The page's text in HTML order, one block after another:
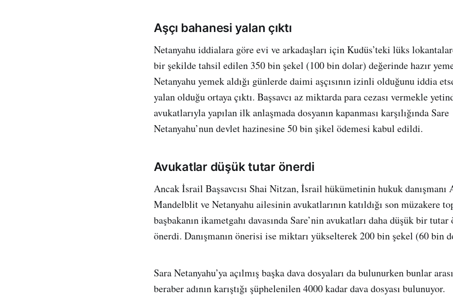
Aşçı bahanesi yalan çıktı
Netanyahu iddialara göre evi ve arkadaşları için Kudüs’teki lüks
bir şekilde tahsil edilen 350 bin şekel (100 bin dolar) değerinde hazır
Netanyahu yemek aldığı günlerde daimi aşçısının izinli olduğunu iddia
yalan olduğu ortaya çıktı. Başsavcı az miktarda para cezası vermekle
avukatlarıyla yapılan ilk anlaşmada dosyanın kapanması karşılığında Sare
Netanyahu’nun devlet hazinesine 50 bin şikel ödemesi kabul edildi.
Avukatlar düşük tutar önerdi
Ancak İsrail Başsavcısı Shai Nitzan, İsrail hükümetinin hukuk danışmanı
Mandelblit ve Netanyahu ailesinin avukatlarının katıldığı son müzakere
başbakanın ikametgahı davasında Sare’nin avukatları daha düşük bir tutar
önerdi. Danışmanın önerisi ise miktarı yükselterek 200 bin şekel (60 bin
Sara Netanyahu’ya açılmış başka dava dosyaları da bulunurken bunlar
beraber adının karıştığı şüphelenilen 4000 kadar dava dosyası bulunuyor.